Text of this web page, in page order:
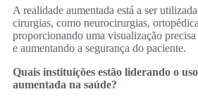
A realidade aumentada está a ser
cirurgias, como neurocirurgias,
proporcionando uma visualização precisa
e aumentando a segurança do paciente.
Quais instituições estão liderando o
aumentada na saúde?